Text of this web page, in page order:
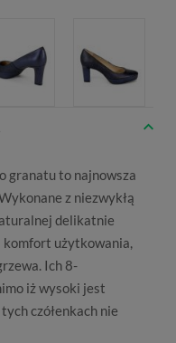
granatu to najnowsza
z niezwykłą
delikatnie
użytkowania,
Ich 8-
iż wysoki jest
czółenkach nie